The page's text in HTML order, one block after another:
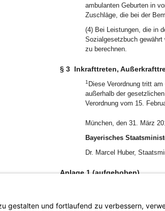
ambulanten Geburten in
Zuschläge, die bei der
(4) Bei Leistungen, die in
Sozialgesetzbuch gewährt
zu berechnen.
§ 3 Inkrafttreten,
1 Diese Verordnung tritt
außerhalb der
Verordnung vom 15.
München, den 31. März
Bayerisches
Dr. Marcel Huber,
Anlage 1 (aufgehoben)